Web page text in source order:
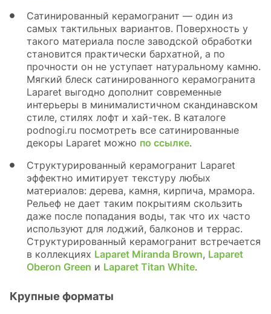
Сатинированный керамогранит — один из
самых тактильных вариантов. Поверхность у
такого материала после заводской обработки
становится практически бархатной, а по
прочности он не уступает натуральному камню.
Мягкий блеск сатинированного керамогранита
Laparet выгодно дополнит современные
интерьеры в минималистичном скандинавском
стиле, стилях лофт и хай-тек. В каталоге
podnogi.ru посмотреть все сатинированные
декоры Laparet можно по ссылке.
Структурированный керамогранит Laparet
эффектно имитирует текстуру любых
материалов: дерева, камня, кирпича, мрамора.
Рельеф не дает таким покрытиям скользить
даже после попадания воды, так что их часто
используют для лоджий, балконов и террас.
Структурированный керамогранит встречается
в коллекциях Laparet Miranda Brown, Laparet
Oberon Green и Laparet Titan White.
Крупные форматы